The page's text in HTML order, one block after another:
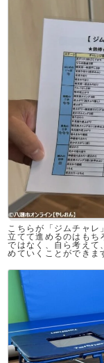
こちらが「ジムチャレ
立てて進めるのはもち
ではなく、自ら考えて
めていくことができま